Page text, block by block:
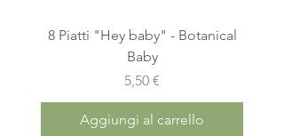
8 Piatti "Hey baby" - Botanical
Baby
Prezzo
5,50 €
Aggiungi al carrello